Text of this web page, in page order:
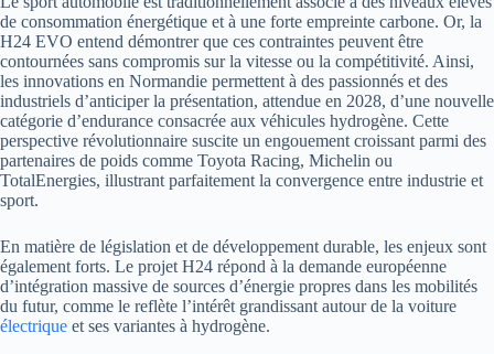
de consommation énergétique et à une forte empreinte carbone. Or, la
H24 EVO entend démontrer que ces contraintes peuvent être
contournées sans compromis sur la vitesse ou la compétitivité. Ainsi,
les innovations en Normandie permettent à des passionnés et des
industriels d’anticiper la présentation, attendue en 2028, d’une nouvelle
catégorie d’endurance consacrée aux véhicules hydrogène. Cette
perspective révolutionnaire suscite un engouement croissant parmi des
partenaires de poids comme Toyota Racing, Michelin ou
TotalEnergies, illustrant parfaitement la convergence entre industrie et
sport.
En matière de législation et de développement durable, les enjeux sont
également forts. Le projet H24 répond à la demande européenne
d’intégration massive de sources d’énergie propres dans les mobilités
du futur, comme le reflète l’intérêt grandissant autour de la voiture
électrique et ses variantes à hydrogène.